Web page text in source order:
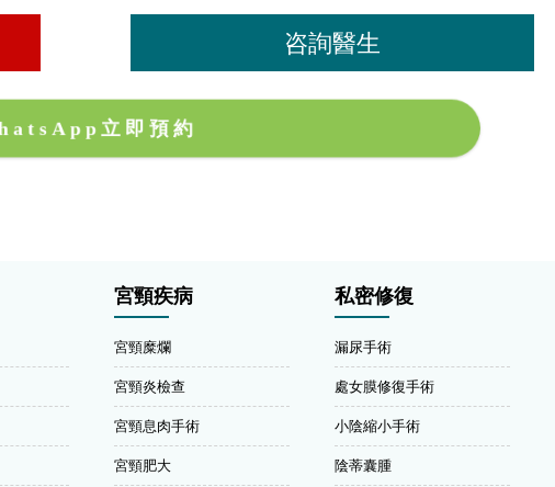
咨詢醫生
立即預約
宮頸疾病
宮頸糜爛
宮頸炎檢查
宮頸息肉手術
宮頸肥大
私密修復
漏尿手術
處女膜修復手術
小陰縮小手術
陰蒂囊腫